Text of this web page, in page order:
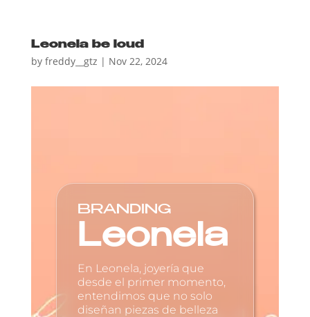
Leonela be loud
by freddy__gtz | Nov 22, 2024
BRANDING
Leonela
En Leonela, joyería que
desde el primer momento,
entendimos que no solo
diseñan piezas de belleza